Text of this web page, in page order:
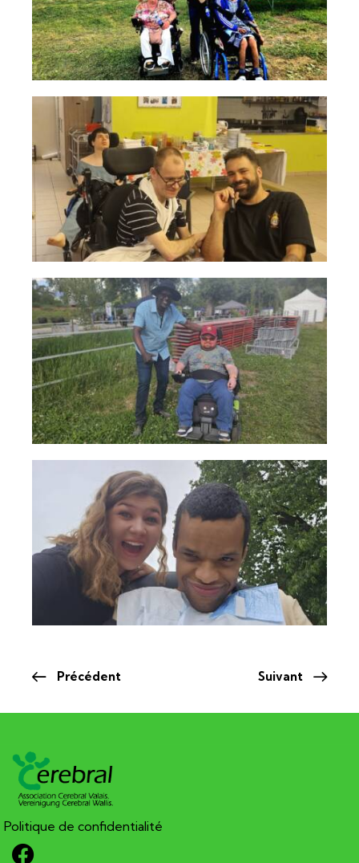
Précédent Suivant
Politique de confidentialité